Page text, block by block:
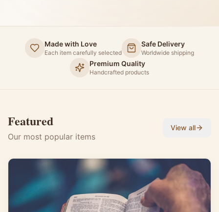
Made with Love
Each item carefully selected
Safe Delivery
Worldwide shipping
Premium Quality
Handcrafted products
Featured
Our most popular items
View all